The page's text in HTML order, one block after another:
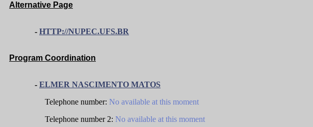
Alternative Page
- HTTP://NUPEC.UFS.BR
Program Coordination
- ELMER NASCIMENTO MATOS
Telephone number: No available at this moment
Telephone number 2: No available at this moment